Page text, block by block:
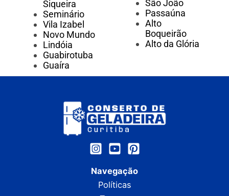
Siqueira
Seminário
Vila Izabel
Novo Mundo
Lindóia
Guabirotuba
Guaíra
São João
Passaúna
Alto
Boqueirão
Alto da Glória
Navegação
Políticas